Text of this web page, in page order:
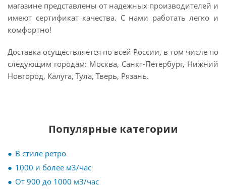
магазине представлены от надежных производителей и
имеют сертификат качества. С нами работать легко и
комфортно!
Доставка осуществляется по всей России, в том числе по
следующим городам: Москва, Санкт-Петербург, Нижний
Новгород, Калуга, Тула, Тверь, Рязань.
Популярные категории
В стиле ретро
1000 и более м3/час
От 900 до 1000 м3/час